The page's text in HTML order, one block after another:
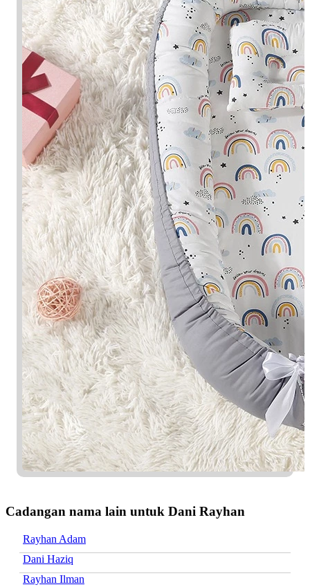
Cadangan nama lain untuk Dani Rayhan
Rayhan Adam
Dani Haziq
Rayhan Ilman